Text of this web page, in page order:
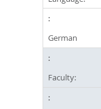
German
Faculty: